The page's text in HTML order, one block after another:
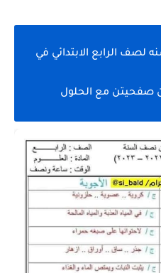
لصف الرابع الابتدائي في
صفحيتن مع الحلول